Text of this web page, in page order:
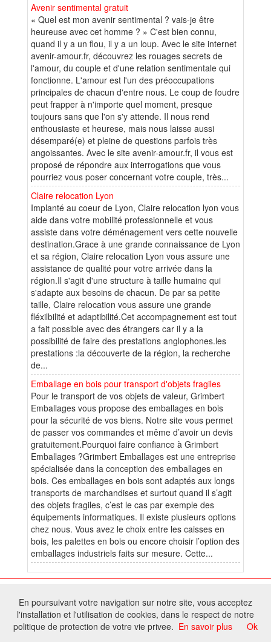
Avenir sentimental gratuit
« Quel est mon avenir sentimental ? vais-je être
heureuse avec cet homme ? » C'est bien connu,
quand il y a un flou, il y a un loup. Avec le site internet
avenir-amour.fr, découvrez les rouages secrets de
l'amour, du couple et d'une relation sentimentale qui
fonctionne. L'amour est l'un des préoccupations
principales de chacun d'entre nous. Le coup de foudre
peut frapper à n'importe quel moment, presque
toujours sans que l'on s'y attende. Il nous rend
enthousiaste et heurese, mais nous laisse aussi
désemparé(e) et pleine de questions parfois très
angoissantes. Avec le site avenir-amour.fr, il vous est
proposé de répondre aux interrogations que vous
pourriez vous poser concernant votre couple, très...
Claire relocation Lyon
Implanté au coeur de Lyon, Claire relocation lyon vous
aide dans votre mobilité professionnelle et vous
assiste dans votre déménagement vers cette nouvelle
destination.Grace à une grande connaissance de Lyon
et sa région, Claire relocation Lyon vous assure une
assistance de qualité pour votre arrivée dans la
région.Il s'agit d'une structure à taille humaine qui
s'adapte aux besoins de chacun. De par sa petite
taille, Claire relocation vous assure une grande
fléxilbilité et adaptibilité.Cet accompagnement est tout
a fait possible avec des étrangers car il y a la
possibilité de faire des prestations anglophones.les
prestations :la découverte de la région, la recherche
de...
Emballage en bois pour transport d'objets fragiles
Pour le transport de vos objets de valeur, Grimbert
Emballages vous propose des emballages en bois
pour la sécurité de vos biens. Notre site vous permet
de passer vos commandes et même d’avoir un devis
gratuitement.Pourquoi faire confiance à Grimbert
Emballages ?Grimbert Emballages est une entreprise
spécialisée dans la conception des emballages en
bois. Ces emballages en bois sont adaptés aux longs
transports de marchandises et surtout quand il s’agit
des objets fragiles, c’est le cas par exemple des
équipements informatiques. Il existe plusieurs options
chez nous. Vous avez le choix entre les caisses en
bois, les palettes en bois ou encore choisir l’option des
emballages industriels faits sur mesure. Cette...
FontAwesome
Tous droits réservés - Toute reproduction du contenu de ce site, même
partielle, est interdite sans accord du propriétaire.
En poursuivant votre navigation sur notre site, vous acceptez
l'installation et l'utilisation de cookies, dans le respect de notre
politique de protection de votre vie privee. En savoir plus Ok